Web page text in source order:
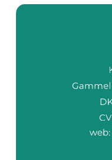
web: